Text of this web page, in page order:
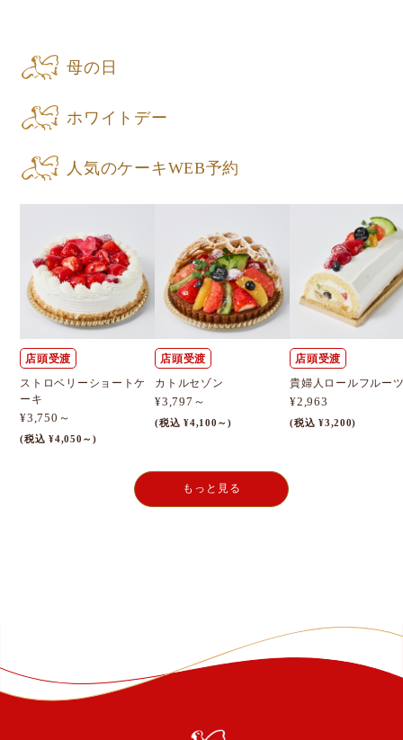
母の日
ホワイトデー
人気のケーキWEB予約
店頭受渡
ストロベリーショートケ
ーキ
¥3,750～
(税込 ¥4,050～)
店頭受渡
カトルセゾン
¥3,797～
(税込 ¥4,100～)
店頭受渡
貴婦人ロールフルー
¥2,963
(税込 ¥3,200)
もっと見る